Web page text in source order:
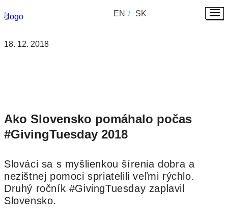
EN SK
18. 12. 2018
Ako Slovensko pomáhalo počas
#GivingTuesday 2018
Slováci sa s myšlienkou šírenia dobra a
nezištnej pomoci spriatelili veľmi rýchlo.
Druhý ročník #GivingTuesday zaplavil
Slovensko.